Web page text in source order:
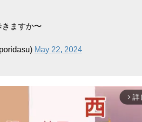
ますか〜
May 22, 2024
arrow_forward_ios 詳